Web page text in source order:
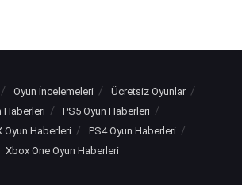
Oyun İncelemeleri
Ücretsiz Oyunlar
Haberleri
PS5 Oyun Haberleri
Oyun Haberleri
PS4 Oyun Haberleri
Xbox One Oyun Haberleri